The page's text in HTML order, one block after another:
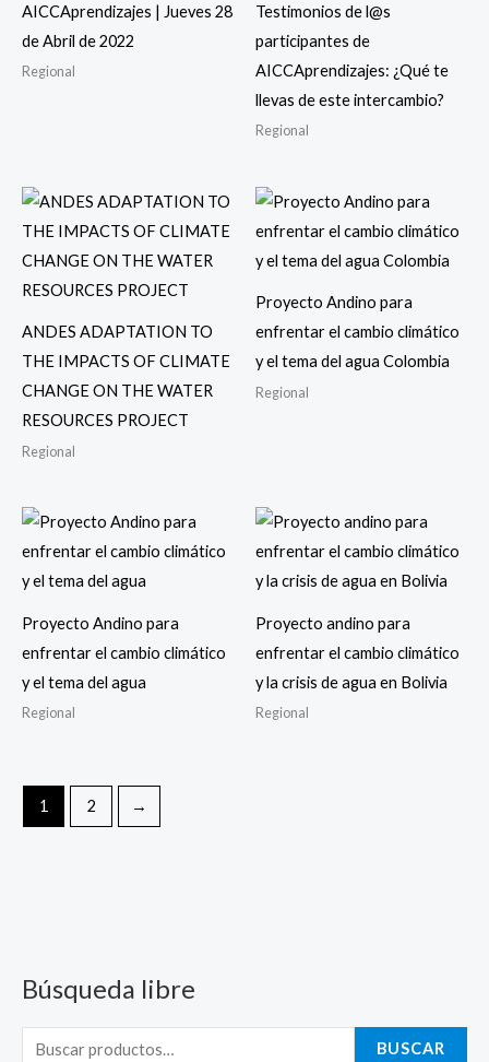
Búsqueda libre
B
BUSCAR
AICCAprendizajes | Jueves 28
de Abril de 2022
Regional
Testimonios de l@s
participantes de
AICCAprendizajes: ¿Qué te
llevas de este intercambio?
Regional
ANDES ADAPTATION TO
THE IMPACTS OF CLIMATE
CHANGE ON THE WATER
RESOURCES PROJECT
Regional
Proyecto Andino para
enfrentar el cambio climático
y el tema del agua Colombia
Regional
Proyecto Andino para
enfrentar el cambio climático
y el tema del agua
Regional
Proyecto andino para
enfrentar el cambio climático
y la crisis de agua en Bolivia
Regional
1 2 →